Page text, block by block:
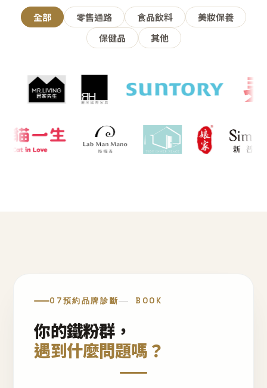
全部 零售通路 食品飲料
美妝保養
保健品
其他
07預約品牌診斷 BOOK
你的鐵粉群，
遇到什麼問題嗎？